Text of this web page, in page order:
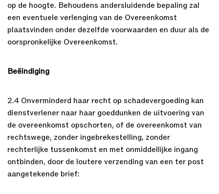
op de hoogte. Behoudens andersluidende bepaling zal
een eventuele verlenging van de Overeenkomst
plaatsvinden onder dezelfde voorwaarden en duur als de
oorspronkelijke Overeenkomst.
Beëindiging
2.4 Onverminderd haar recht op schadevergoeding kan
dienstverlener naar haar goeddunken de uitvoering van
de overeenkomst opschorten, of de overeenkomst van
rechtswege, zonder ingebrekestelling, zonder
rechterlijke tussenkomst en met onmiddellijke ingang
ontbinden, door de loutere verzending van een ter post
aangetekende brief: